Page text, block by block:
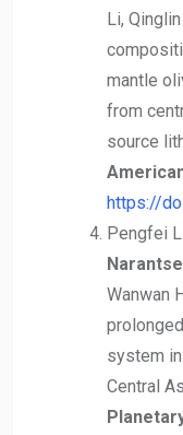
Li,
mantle
from
source
https://
Pengfei
Wanwan
system
Central